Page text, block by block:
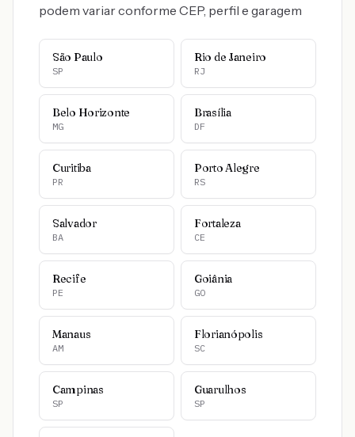
podem variar conforme CEP, perfil e garagem
São Paulo
SP
Rio de Janeiro
RJ
Belo Horizonte
MG
Brasília
DF
Curitiba
PR
Porto Alegre
RS
Salvador
BA
Fortaleza
CE
Recife
PE
Goiânia
GO
Manaus
AM
Florianópolis
SC
Campinas
SP
Guarulhos
SP